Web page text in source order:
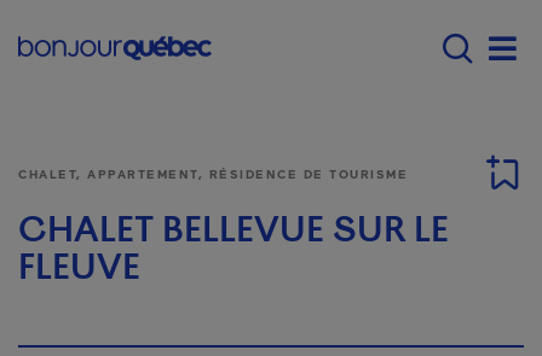
Main navigation -
CHALET, APPARTEMENT, RÉSIDENCE DE TOURISME
CHALET BELLEVUE SUR LE
FLEUVE